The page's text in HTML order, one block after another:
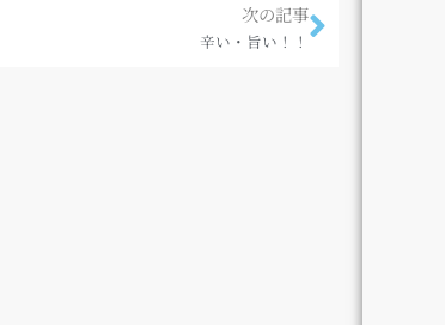
次の記事
辛い・旨い！！